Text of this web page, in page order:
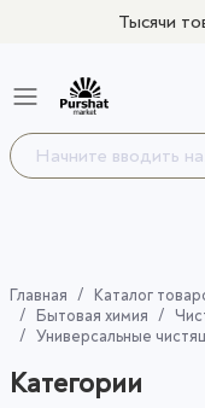
Тысячи
Главная Каталог
Бытовая химия
Универсальные
Категории